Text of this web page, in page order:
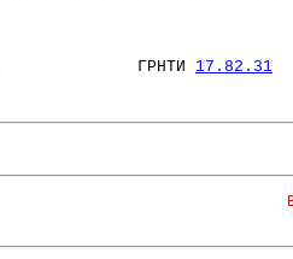
ГРНТИ 17.82.31